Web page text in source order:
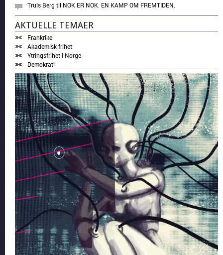
Truls Berg til NOK ER NOK. EN KAMP OM FREMTIDEN.
AKTUELLE TEMAER
Frankrike
Akademisk frihet
Ytringsfrihet i Norge
Demokrati